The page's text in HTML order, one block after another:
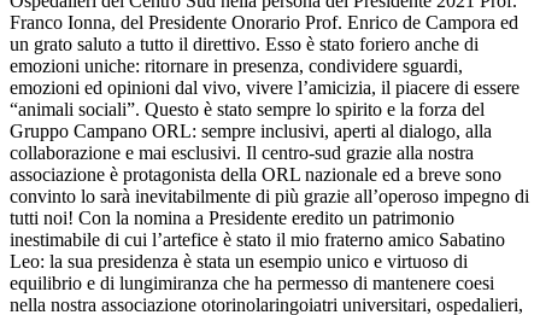
Franco Ionna, del Presidente Onorario Prof. Enrico de Campora ed
un grato saluto a tutto il direttivo. Esso è stato foriero anche di
emozioni uniche: ritornare in presenza, condividere sguardi,
emozioni ed opinioni dal vivo, vivere l’amicizia, il piacere di essere
“animali sociali”. Questo è stato sempre lo spirito e la forza del
Gruppo Campano ORL: sempre inclusivi, aperti al dialogo, alla
collaborazione e mai esclusivi. Il centro-sud grazie alla nostra
associazione è protagonista della ORL nazionale ed a breve sono
convinto lo sarà inevitabilmente di più grazie all’operoso impegno di
tutti noi! Con la nomina a Presidente eredito un patrimonio
inestimabile di cui l’artefice è stato il mio fraterno amico Sabatino
Leo: la sua presidenza è stata un esempio unico e virtuoso di
equilibrio e di lungimiranza che ha permesso di mantenere coesi
nella nostra associazione otorinolaringoiatri universitari, ospedalieri,